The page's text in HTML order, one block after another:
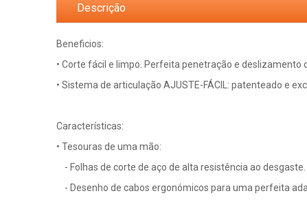
Descrição
Beneficios:
• Corte fácil e limpo. Perfeita penetração e deslizamento
• Sistema de articulação AJUSTE-FÁCIL: patenteado e
Características:
• Tesouras de uma mão:
- Folhas de corte de aço de alta resistência ao desgaste.
- Desenho de cabos ergonómicos para uma perfeita